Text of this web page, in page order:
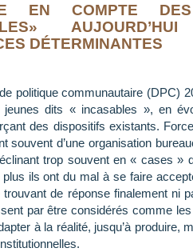
EN COMPTE
DÉTERMINANTES
politique communautaire (DPC)
dits « incasables », en
des dispositifs existants.
souvent d’une organisation
trop souvent en « cases »
ils ont du mal à se faire
de réponse finalement ni
par être considérés comme
à la réalité, jusqu’à produire,